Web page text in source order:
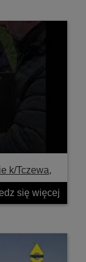
k/Tczewa,
się więcej